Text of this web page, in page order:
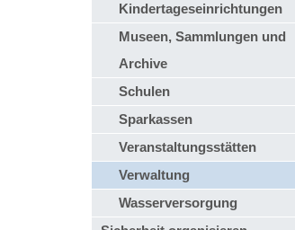
Kindertageseinrichtungen
Museen, Sammlungen und
Archive
Schulen
Sparkassen
Veranstaltungsstätten
Verwaltung
Wasserversorgung